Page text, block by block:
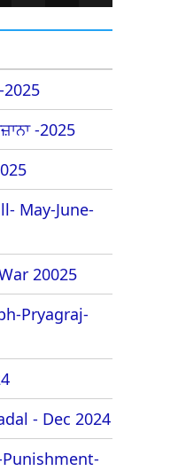
2025
-2025
May-June-
20025
Pryagraj-
- Dec 2024